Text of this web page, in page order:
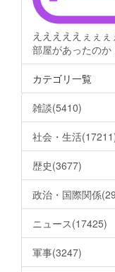
えええええぇぇ
部屋があったのか
カテゴリ一覧
雑談(5410)
社会・生活
歴史(3677)
政治・国際関係
ニュース(17425)
軍事(3247)